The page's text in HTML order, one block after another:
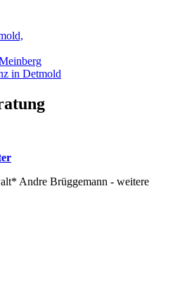
in Detmold
Andre Brüggemann - weitere